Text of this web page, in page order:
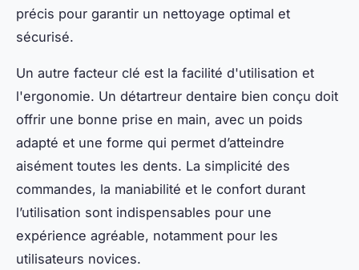
précis pour garantir un nettoyage optimal et
sécurisé.
Un autre facteur clé est la facilité d'utilisation et
l'ergonomie. Un détartreur dentaire bien conçu doit
offrir une bonne prise en main, avec un poids
adapté et une forme qui permet d’atteindre
aisément toutes les dents. La simplicité des
commandes, la maniabilité et le confort durant
l’utilisation sont indispensables pour une
expérience agréable, notamment pour les
utilisateurs novices.